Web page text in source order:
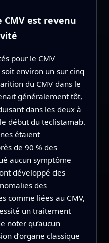
est revenu
pour le CMV
environ un sur cinq
du CMV dans le
généralement tôt,
dans les deux à
début du teclistamab.
étaient
de 90 % des
aucun symptôme
développé des
des
comme liées au CMV,
un traitement
noter qu’aucun
d’organe classique